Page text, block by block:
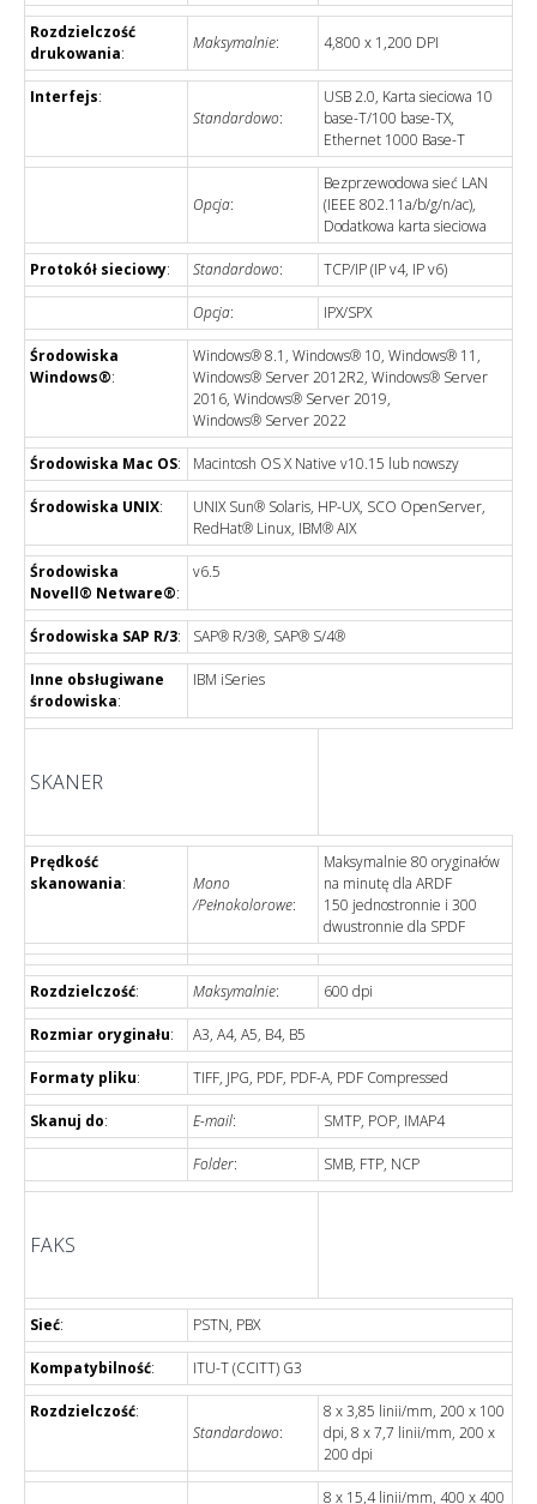
Rozdzielczość
drukowania:
Maksymalnie: 4,800 x 1,200 DPI
Interfejs:
Standardowo:
USB 2.0, Karta sieciowa 10
base-T/100 base-TX,
Ethernet 1000 Base-T
Opcja:
Bezprzewodowa sieć LAN
(IEEE 802.11a/b/g/n/ac),
Dodatkowa karta sieciowa
Protokół sieciowy: Standardowo: TCP/IP (IP v4, IP v6)
Opcja: IPX/SPX
Środowiska
Windows®:
Windows® 8.1, Windows® 10, Windows® 11,
Windows® Server 2012R2, Windows® Server
2016, Windows® Server 2019,
Windows® Server 2022
Środowiska Mac OS: Macintosh OS X Native v10.15 lub nowszy
Środowiska UNIX:
UNIX Sun® Solaris, HP-UX, SCO OpenServer,
RedHat® Linux, IBM® AIX
Środowiska
Novell® Netware®:
v6.5
Środowiska SAP R/3: SAP® R/3®, SAP® S/4®
Inne obsługiwane
środowiska:
IBM iSeries
SKANER
Prędkość
skanowania:
Mono
/Pełnokolorowe:
Maksymalnie 80 oryginałów
na minutę dla ARDF
150 jednostronnie i 300
dwustronnie dla SPDF
Rozdzielczość: Maksymalnie: 600 dpi
Rozmiar oryginału: A3, A4, A5, B4, B5
Formaty pliku: TIFF, JPG, PDF, PDF-A, PDF Compressed
Skanuj do: E-mail: SMTP, POP, IMAP4
Folder: SMB, FTP, NCP
FAKS
Sieć: PSTN, PBX
Kompatybilność: ITU-T (CCITT) G3
Rozdzielczość:
Standardowo:
8 x 3,85 linii/mm, 200 x 100
dpi, 8 x 7,7 linii/mm, 200 x
200 dpi
8 x 15,4 linii/mm, 400 x 400